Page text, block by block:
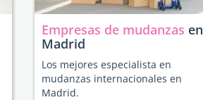
Empresas de mudanzas en
Madrid
Los mejores especialista en
mudanzas internacionales en
Madrid.